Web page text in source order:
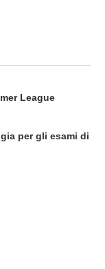
League
per gli esami di